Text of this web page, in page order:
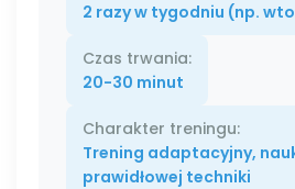
2 razy w tygodniu (np.
Czas trwania:
20-30 minut
Charakter treningu:
Trening adaptacyjny,
prawidłowej techniki